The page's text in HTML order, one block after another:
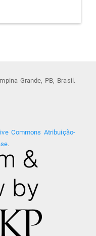
Grande, PB, Brasil.
Commons Atribuição-
.